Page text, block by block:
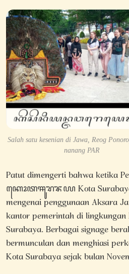
Salah satu kesenian di Jawa, Reog
nanang PAR
Patut dimengerti bahwa ketika
ꦏꦺꦴꦠꦯꦸꦫꦨꦪ Kota Surabaya
mengenai penggunaan Aksara
kantor pemerintah di
Surabaya. Berbagai signage
bermunculan dan menghiasi
Kota Surabaya sejak bulan